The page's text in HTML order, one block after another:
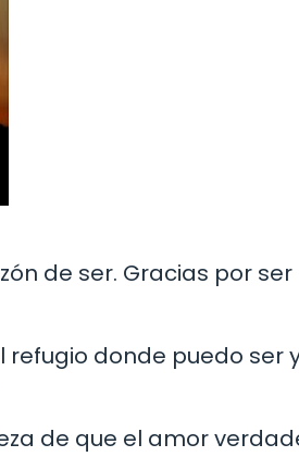
de ser. Gracias por ser
refugio donde puedo ser
de que el amor